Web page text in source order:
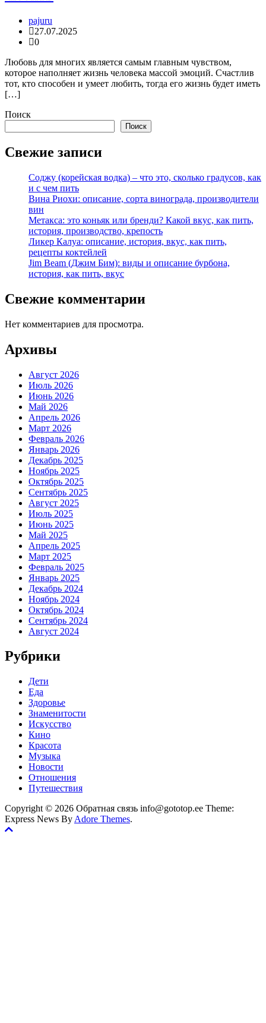
pajuru
27.07.2025
0
Любовь для многих является самым главным чувством,
которое наполняет жизнь человека массой эмоций. Счастлив
тот, кто способен и умеет любить, тогда его жизнь будет иметь
[…]
Поиск
Поиск
Свежие записи
Соджу (корейская водка) – что это, сколько градусов, как
и с чем пить
Вина Риохи: описание, сорта винограда, производители
вин
Метакса: это коньяк или бренди? Какой вкус, как пить,
история, производство, крепость
Ликер Калуа: описание, история, вкус, как пить,
рецепты коктейлей
Jim Beam (Джим Бим): виды и описание бурбона,
история, как пить, вкус
Свежие комментарии
Нет комментариев для просмотра.
Архивы
Август 2026
Июль 2026
Июнь 2026
Май 2026
Апрель 2026
Март 2026
Февраль 2026
Январь 2026
Декабрь 2025
Ноябрь 2025
Октябрь 2025
Сентябрь 2025
Август 2025
Июль 2025
Июнь 2025
Май 2025
Апрель 2025
Март 2025
Февраль 2025
Январь 2025
Декабрь 2024
Ноябрь 2024
Октябрь 2024
Сентябрь 2024
Август 2024
Рубрики
Дети
Еда
Здоровье
Знаменитости
Искусство
Кино
Красота
Музыка
Новости
Отношения
Путешествия
Copyright © 2026 Обратная связь info@gototop.ee Theme:
Express News By Adore Themes.